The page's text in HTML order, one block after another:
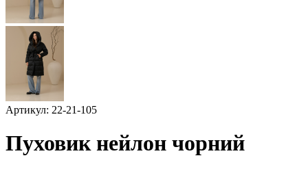
Артикул: 22-21-105
Пуховик нейлон чорний